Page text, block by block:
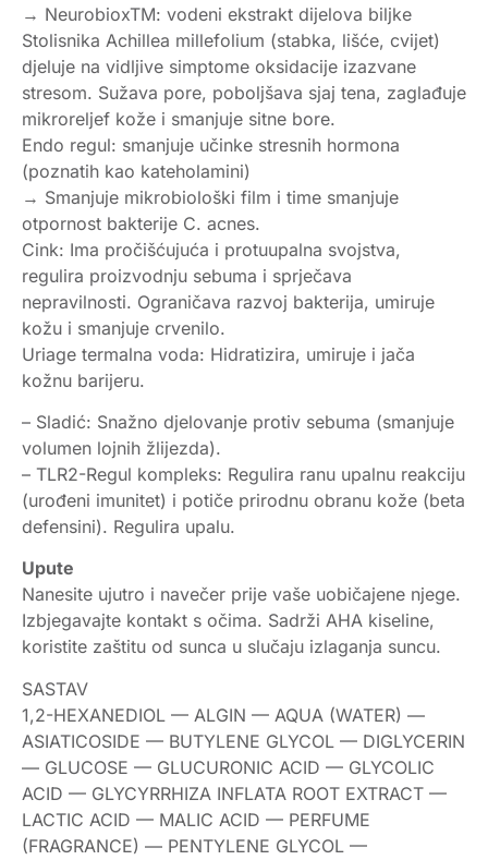
→ NeurobioxTM: vodeni ekstrakt dijelova biljke
Stolisnika Achillea millefolium (stabka, lišće, cvijet)
djeluje na vidljive simptome oksidacije izazvane
stresom. Sužava pore, poboljšava sjaj tena, zaglađuje
mikroreljef kože i smanjuje sitne bore.
Endo regul: smanjuje učinke stresnih hormona
(poznatih kao kateholamini)
→ Smanjuje mikrobiološki film i time smanjuje
otpornost bakterije C. acnes.
Cink: Ima pročišćujuća i protuupalna svojstva,
regulira proizvodnju sebuma i sprječava
nepravilnosti. Ograničava razvoj bakterija, umiruje
kožu i smanjuje crvenilo.
Uriage termalna voda: Hidratizira, umiruje i jača
kožnu barijeru.
– Sladić: Snažno djelovanje protiv sebuma (smanjuje
volumen lojnih žlijezda).
– TLR2-Regul kompleks: Regulira ranu upalnu reakciju
(urođeni imunitet) i potiče prirodnu obranu kože (beta
defensini). Regulira upalu.
Upute
Nanesite ujutro i navečer prije vaše uobičajene njege.
Izbjegavajte kontakt s očima. Sadrži AHA kiseline,
koristite zaštitu od sunca u slučaju izlaganja suncu.
SASTAV
1,2-HEXANEDIOL — ALGIN — AQUA (WATER) —
ASIATICOSIDE — BUTYLENE GLYCOL — DIGLYCERIN
— GLUCOSE — GLUCURONIC ACID — GLYCOLIC
ACID — GLYCYRRHIZA INFLATA ROOT EXTRACT —
LACTIC ACID — MALIC ACID — PERFUME
(FRAGRANCE) — PENTYLENE GLYCOL —